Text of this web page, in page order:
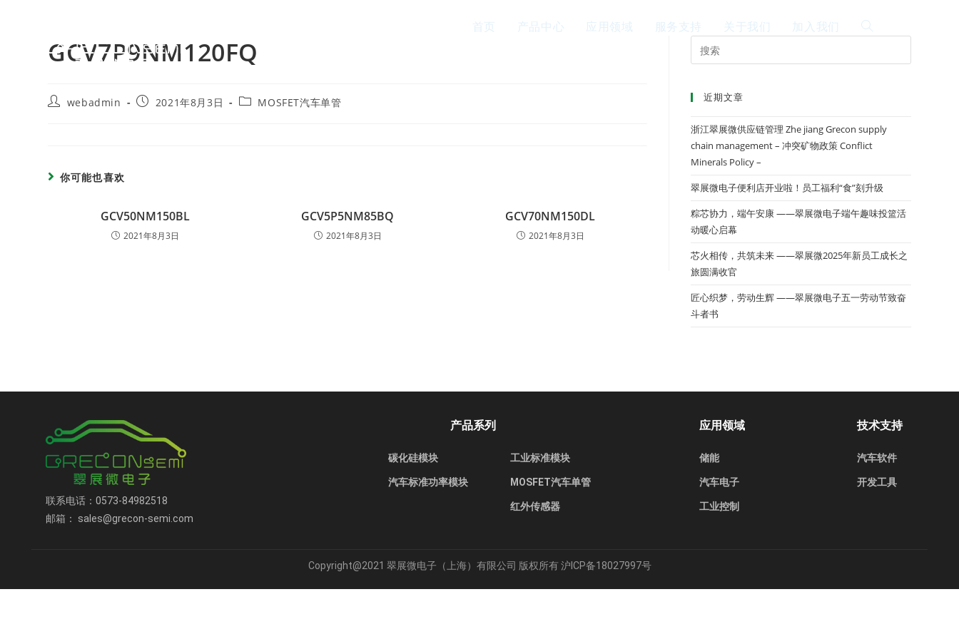
首页 产品中心 应用领域 服务支持 关于我们 加入我们
GCV7P9NM120FQ
webadmin 2021年8月3日 MOSFET汽车单管
你可能也喜欢
GCV50NM150BL
2021年8月3日
GCV5P5NM85BQ
2021年8月3日
GCV70NM150DL
2021年8月3日
近期文章
浙江翠展微供应链管理 Zhe jiang Grecon supply
chain management – 冲突矿物政策 Conflict
Minerals Policy –
翠展微电子便利店开业啦！员工福利“食”刻升级
粽芯协力，端午安康 ——翠展微电子端午趣味投篮活
动暖心启幕
芯火相传，共筑未来 ——翠展微2025年新员工成长之
旅圆满收官
匠心织梦，劳动生辉 ——翠展微电子五一劳动节致奋
斗者书
联系电话：0573-84982518
邮箱： sales@grecon-semi.com
产品系列
碳化硅模块
汽车标准功率模块
工业标准模块
MOSFET汽车单管
红外传感器
应用领域
储能
汽车电子
工业控制
技术支持
汽车软件
开发工具
Copyright@2021 翠展微电子（上海）有限公司 版权所有沪ICP备18027997号